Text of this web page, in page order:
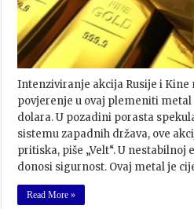
Intenziviranje akcija Rusije i Kine
povjerenje u ovaj plemeniti
dolara. U pozadini porasta
sistemu zapadnih država, ove
pritiska, piše „Velt“. U
donosi sigurnost. Ovaj metal je
Read More »